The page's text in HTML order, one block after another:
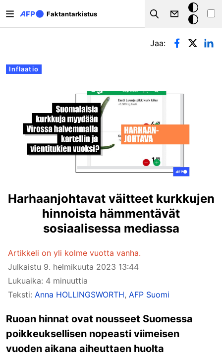
Faktantarkistus
Search
Tumma
tila
Ensisijaiset välilehdet
Inflaatio
Jaa:
Harhaanjohtavat väitteet kurkkujen
hinnoista hämmentävät
sosiaalisessa mediassa
Artikkeli on yli kolme vuotta vanha.
Julkaistu 9. helmikuuta 2023 13:44
Lukuaika: 4 minuuttia
Teksti: Anna HOLLINGSWORTH, AFP Suomi
Ruoan hinnat ovat nousseet Suomessa
poikkeuksellisen nopeasti viimeisen
vuoden aikana aiheuttaen huolta